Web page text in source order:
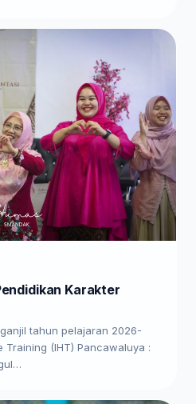
Karakter
tahun pelajaran 2026-
Training (IHT) Pancawaluya :